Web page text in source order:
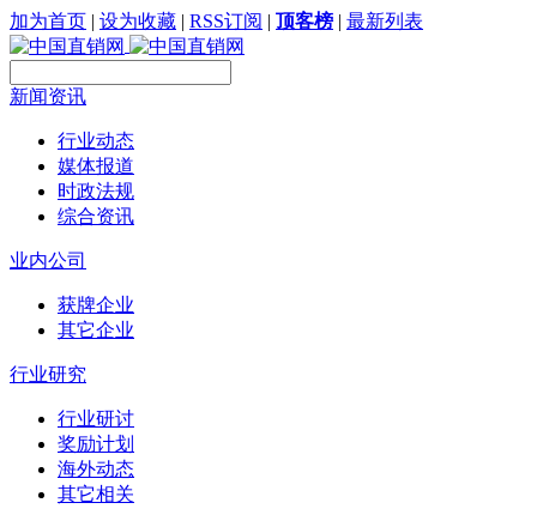
加为首页 | 设为收藏 | RSS订阅 | 顶客榜 | 最新列表
新闻资讯
行业动态
媒体报道
时政法规
综合资讯
业内公司
获牌企业
其它企业
行业研究
行业研讨
奖励计划
海外动态
其它相关